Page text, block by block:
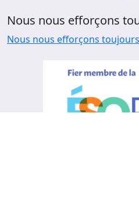
Nous nous efforçons
Nous nous efforçons